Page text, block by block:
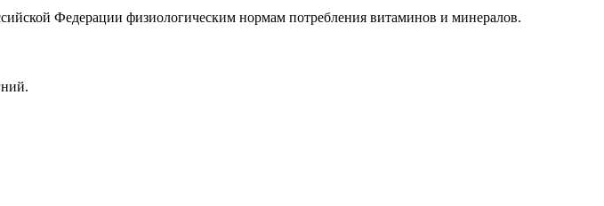
Федерации физиологическим нормам потребления витаминов и минералов.